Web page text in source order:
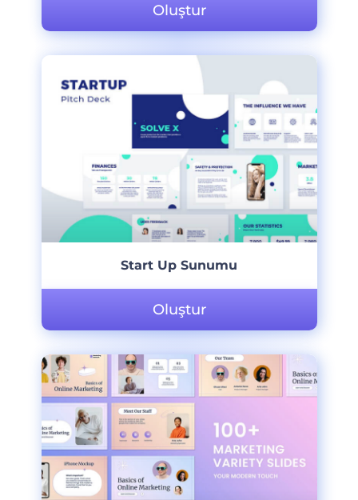
Oluştur
Start Up Sunumu
Oluştur